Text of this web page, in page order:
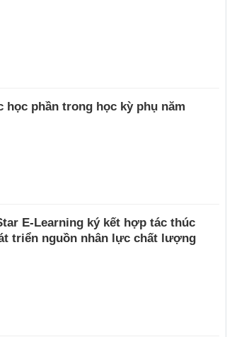
học phần trong học kỳ phụ năm
E-Learning ký kết hợp tác thúc
triển nguồn nhân lực chất lượng